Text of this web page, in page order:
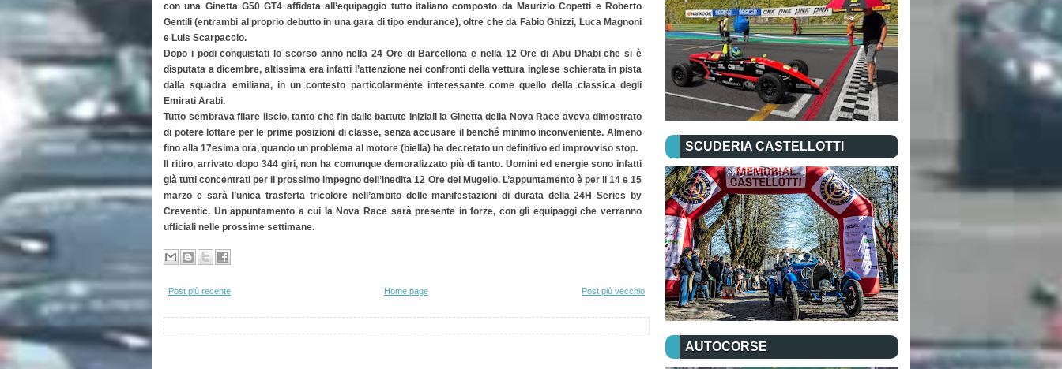
con una Ginetta G50 GT4 affidata all’equipaggio tutto italiano composto da Maurizio Copetti e Roberto
Gentili (entrambi al proprio debutto in una gara di tipo endurance), oltre che da Fabio Ghizzi, Luca Magnoni
e Luis Scarpaccio.
Dopo i podi conquistati lo scorso anno nella 24 Ore di Barcellona e nella 12 Ore di Abu Dhabi che si è
disputata a dicembre, altissima era infatti l’attenzione nei confronti della vettura inglese schierata in pista
dalla squadra emiliana, in un contesto particolarmente interessante come quello della classica degli
Emirati Arabi.
Tutto sembrava filare liscio, tanto che fin dalle battute iniziali la Ginetta della Nova Race aveva dimostrato
di potere lottare per le prime posizioni di classe, senza accusare il benché minimo inconveniente. Almeno
fino alla 17esima ora, quando un problema al motore (biella) ha decretato un definitivo ed improvviso stop.
Il ritiro, arrivato dopo 344 giri, non ha comunque demoralizzato più di tanto. Uomini ed energie sono infatti
già tutti concentrati per il prossimo impegno dell’inedita 12 Ore del Mugello. L’appuntamento è per il 14 e 15
marzo e sarà l’unica trasferta tricolore nell’ambito delle manifestazioni di durata della 24H Series by
Creventic. Un appuntamento a cui la Nova Race sarà presente in forze, con gli equipaggi che verranno
ufficiali nelle prossime settimane.
Post più recente Post più vecchio
Home page
SCUDERIA CASTELLOTTI
AUTOCORSE